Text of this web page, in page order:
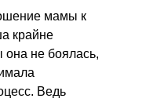
мамы к
крайне
она не боялась,
Ведь